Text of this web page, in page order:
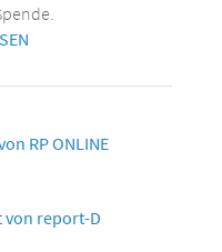
RP ONLINE
von report-D